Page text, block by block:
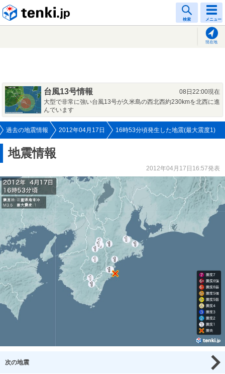
検索 メニュー
現在地
台風13号情報
08日22:00現在
大型で非常に強い台風13号が久米島の西北西約230kmを北西に進
んでいます
過去の地震情報 2012年04月17日 16時53分頃発生した地震(最大震度1)
地震情報
2012年04月17日16:57発表
次の地震